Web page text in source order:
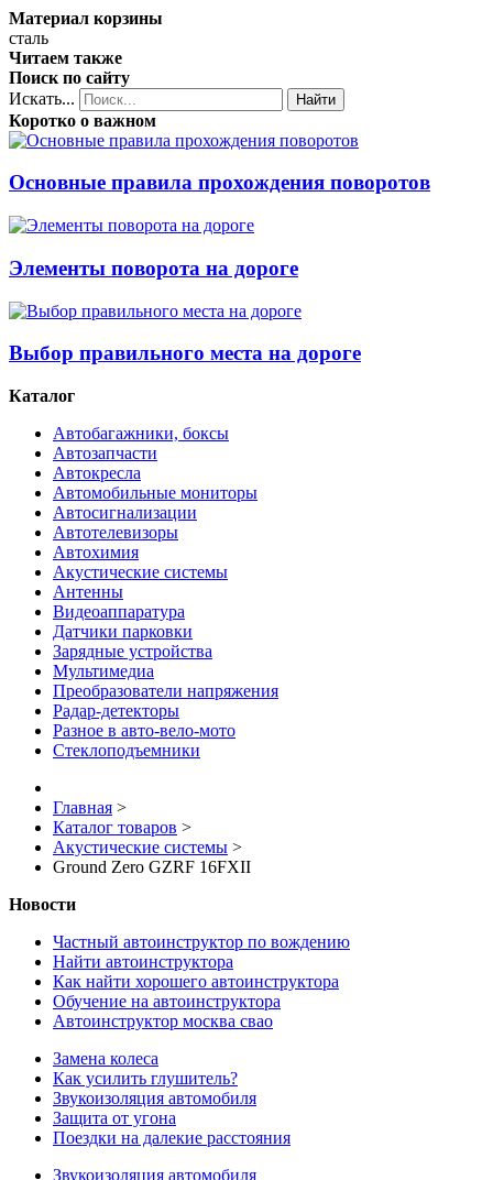
Материал корзины
сталь
Читаем также
Поиск по сайту
Искать...
Найти
Коротко о важном
Основные правила прохождения поворотов
Элементы поворота на дороге
Выбор правильного места на дороге
Каталог
Автобагажники, боксы
Автозапчасти
Автокресла
Автомобильные мониторы
Автосигнализации
Автотелевизоры
Автохимия
Акустические системы
Антенны
Видеоаппаратура
Датчики парковки
Зарядные устройства
Мультимедиа
Преобразователи напряжения
Радар-детекторы
Разное в авто-вело-мото
Стеклоподъемники
Главная >
Каталог товаров >
Акустические системы >
Ground Zero GZRF 16FXII
Новости
Частный автоинструктор по вождению
Найти автоинструктора
Как найти хорошего автоинструктора
Обучение на автоинструктора
Автоинструктор москва свао
Замена колеса
Как усилить глушитель?
Звукоизоляция автомобиля
Защита от угона
Поездки на далекие расстояния
Звукоизоляция автомобиля